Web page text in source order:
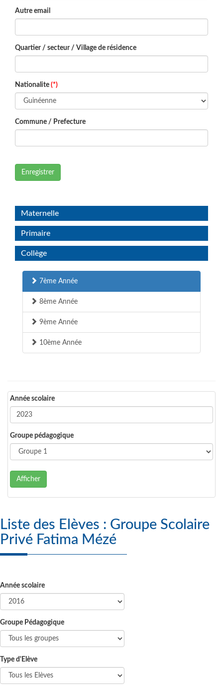
Autre email
Quartier / secteur / Village de résidence
Nationalite (*)
Commune / Prefecture
Enregistrer
Maternelle
Primaire
Collège
7ème Année
8ème Année
9ème Année
10ème Année
Année scolaire
Groupe pédagogique
Afficher
Liste des Elèves : Groupe Scolaire
Privé Fatima Mézé
Année scolaire
Groupe Pédagogique
Type d'Elève